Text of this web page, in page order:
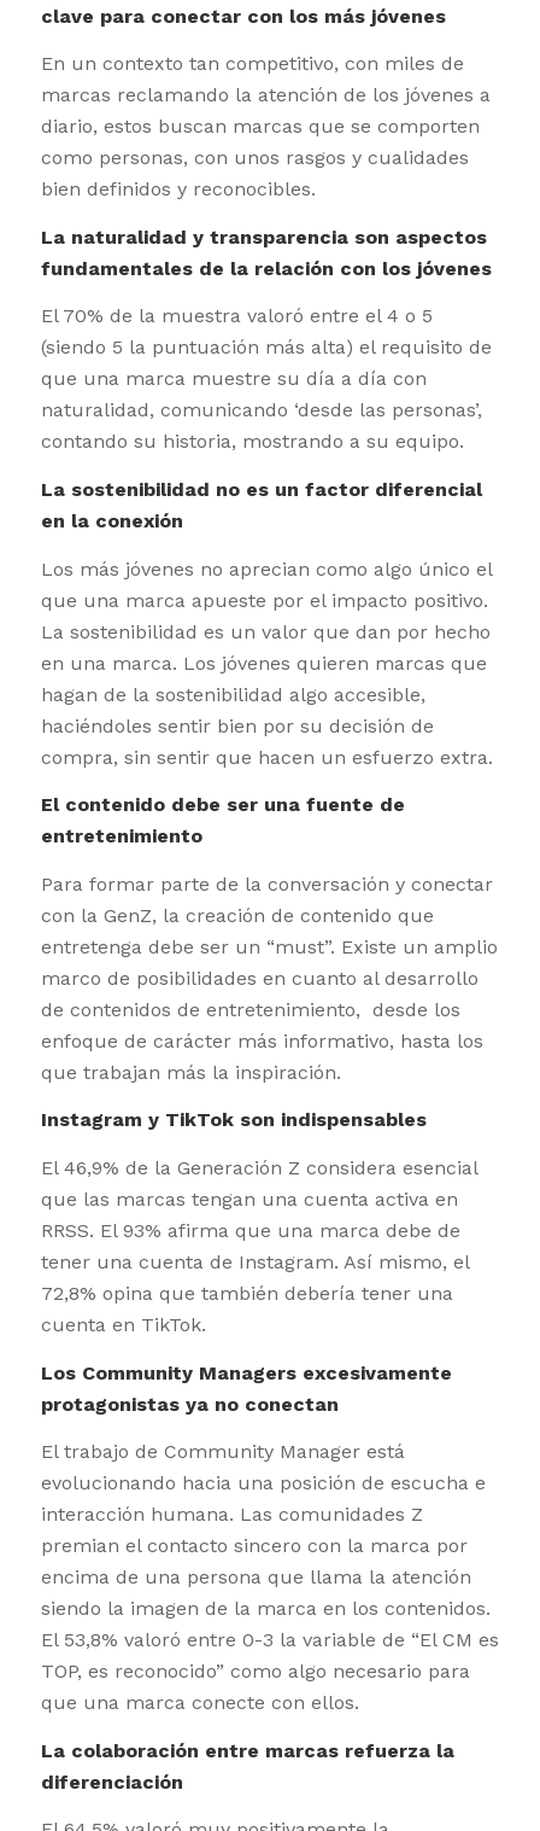
clave para conectar con los más jóvenes
En un contexto tan competitivo, con miles de
marcas reclamando la atención de los jóvenes a
diario, estos buscan marcas que se comporten
como personas, con unos rasgos y cualidades
bien definidos y reconocibles.
La naturalidad y transparencia son aspectos
fundamentales de la relación con los jóvenes
El 70% de la muestra valoró entre el 4 o 5
(siendo 5 la puntuación más alta) el requisito de
que una marca muestre su día a día con
naturalidad, comunicando ‘desde las personas’,
contando su historia, mostrando a su equipo.
La sostenibilidad no es un factor diferencial
en la conexión
Los más jóvenes no aprecian como algo único el
que una marca apueste por el impacto positivo.
La sostenibilidad es un valor que dan por hecho
en una marca. Los jóvenes quieren marcas que
hagan de la sostenibilidad algo accesible,
haciéndoles sentir bien por su decisión de
compra, sin sentir que hacen un esfuerzo extra.
El contenido debe ser una fuente de
entretenimiento
Para formar parte de la conversación y conectar
con la GenZ, la creación de contenido que
entretenga debe ser un “must”. Existe un amplio
marco de posibilidades en cuanto al desarrollo
de contenidos de entretenimiento, desde los
enfoque de carácter más informativo, hasta los
que trabajan más la inspiración.
Instagram y TikTok son indispensables
El 46,9% de la Generación Z considera esencial
que las marcas tengan una cuenta activa en
RRSS. El 93% afirma que una marca debe de
tener una cuenta de Instagram. Así mismo, el
72,8% opina que también debería tener una
cuenta en TikTok.
Los Community Managers excesivamente
protagonistas ya no conectan
El trabajo de Community Manager está
evolucionando hacia una posición de escucha e
interacción humana. Las comunidades Z
premian el contacto sincero con la marca por
encima de una persona que llama la atención
siendo la imagen de la marca en los contenidos.
El 53,8% valoró entre 0-3 la variable de “El CM es
TOP, es reconocido” como algo necesario para
que una marca conecte con ellos.
La colaboración entre marcas refuerza la
diferenciación